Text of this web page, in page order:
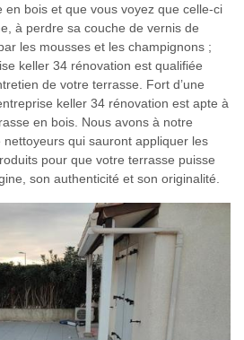
en bois et que vous voyez que celle-ci
à perdre sa couche de vernis de
les mousses et les champignons ;
keller 34 rénovation est qualifiée
de votre terrasse. Fort d’une
keller 34 rénovation est apte à
en bois. Nous avons à notre
qui sauront appliquer les
pour que votre terrasse puisse
son authenticité et son originalité.